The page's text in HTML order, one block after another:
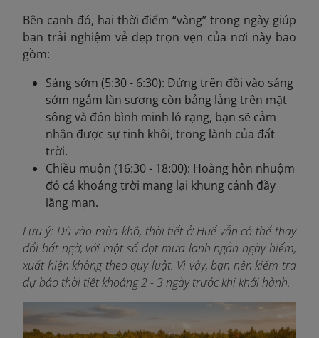
Bên cạnh đó, hai thời điểm “vàng” trong ngày giúp
bạn trải nghiệm vẻ đẹp trọn vẹn của nơi này bao
gồm:
Sáng sớm (5:30 - 6:30): Đứng trên đồi vào sáng
sớm ngắm làn sương còn bảng lảng trên mặt
sông và đón bình minh ló rạng, bạn sẽ cảm
nhận được sự tinh khôi, trong lành của đất
trời.
Chiều muộn (16:30 - 18:00): Hoàng hôn nhuộm
đỏ cả khoảng trời mang lại khung cảnh đầy
lãng mạn.
Lưu ý: Dù vào mùa khô, thời tiết ở Huế vẫn có thể thay
đổi bất ngờ, với một số đợt mưa lạnh ngắn ngày hiếm,
xuất hiện không theo quy luật. Vì vậy, bạn nên kiểm tra
dự báo thời tiết khoảng 2 - 3 ngày trước khi khởi hành.